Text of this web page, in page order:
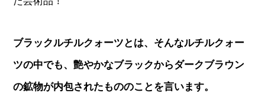
ブラックルチルクォーツとは、そんなルチルクォー
ツの中でも、艶やかなブラックからダークブラウン
の鉱物が内包されたもののことを言います。